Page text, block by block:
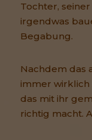
Tochter,
irgendwas
Begabung.
Nachdem das
immer wirklich
das mit ihr
richtig macht.